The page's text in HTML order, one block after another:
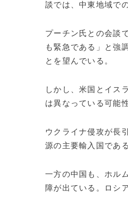
談では、中東地域で
プーチン氏との会談
も緊急である」と強
とを望んでいる。
しかし、米国とイス
は異なっている可能
ウクライナ侵攻が長
源の主要輸入国であ
一方の中国も、ホル
障が出ている。ロシ